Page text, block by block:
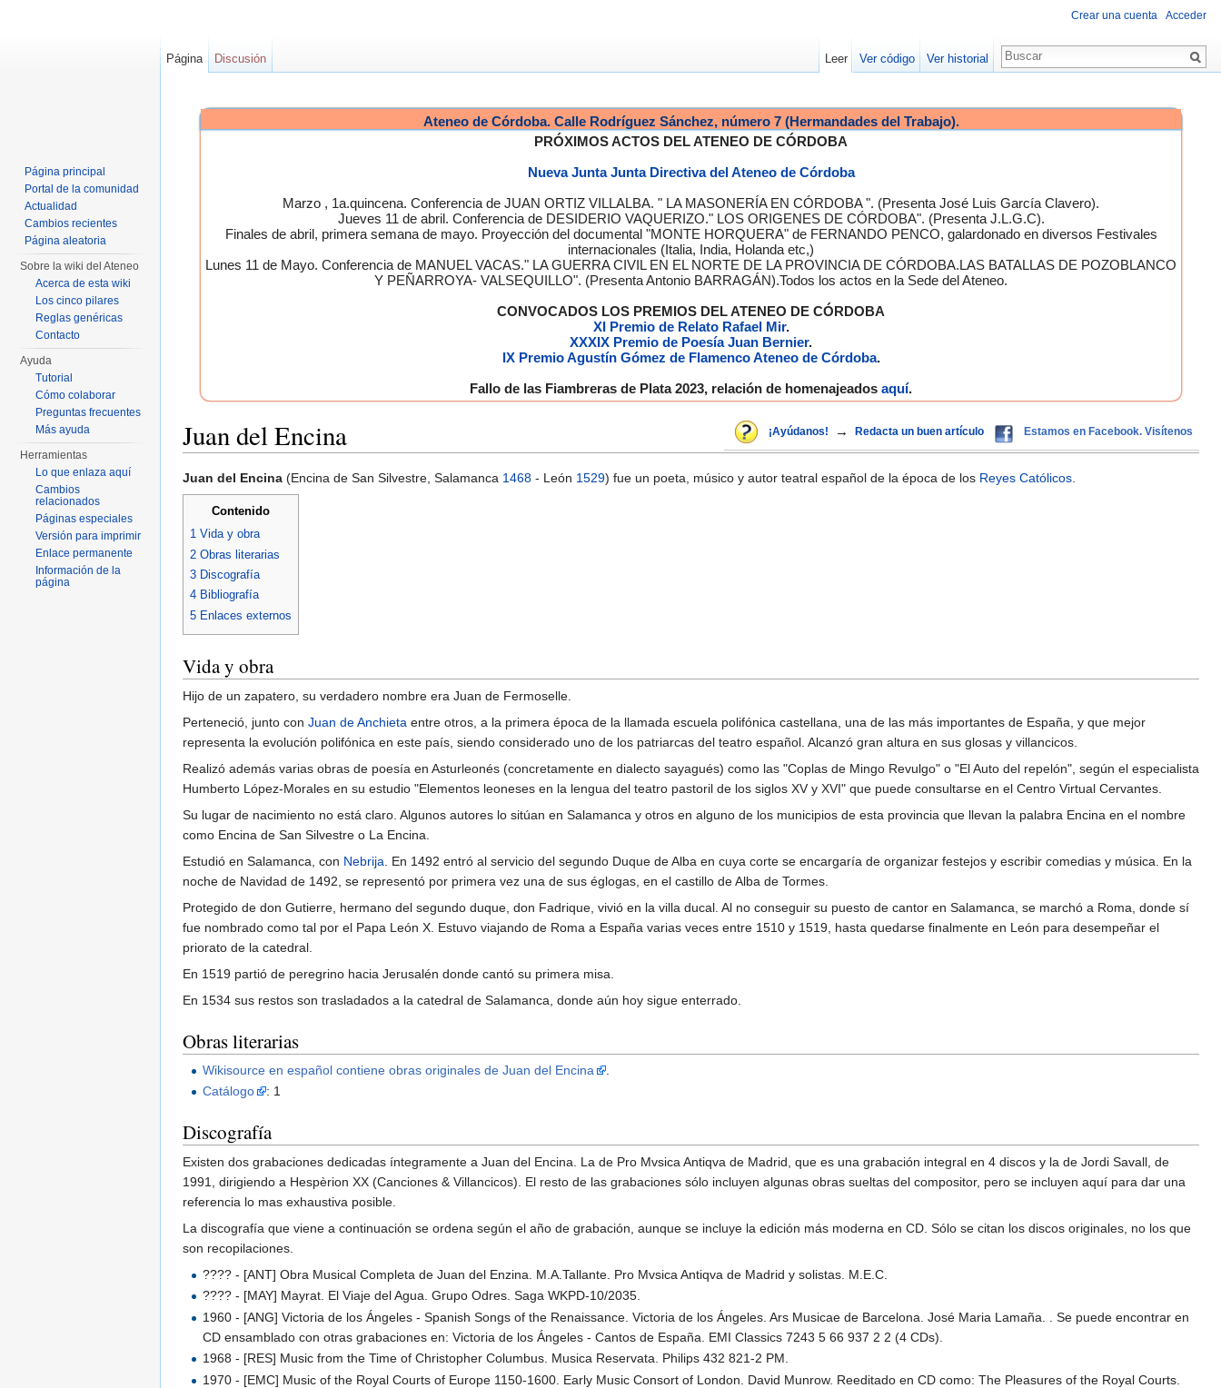
Ateneo de Córdoba. Calle Rodríguez Sánchez, número 7 (Hermandades del Trabajo).
PRÓXIMOS ACTOS DEL ATENEO DE CÓRDOBA
Nueva Junta Junta Directiva del Ateneo de Córdoba
Marzo , 1a.quincena. Conferencia de JUAN ORTIZ VILLALBA. " LA MASONERÍA EN CÓRDOBA ". (Presenta José Luis García Clavero).
Jueves 11 de abril. Conferencia de DESIDERIO VAQUERIZO." LOS ORIGENES DE CÓRDOBA". (Presenta J.L.G.C).
Finales de abril, primera semana de mayo. Proyección del documental "MONTE HORQUERA" de FERNANDO PENCO, galardonado en diversos Festivales
internacionales (Italia, India, Holanda etc,)
Lunes 11 de Mayo. Conferencia de MANUEL VACAS." LA GUERRA CIVIL EN EL NORTE DE LA PROVINCIA DE CÓRDOBA.LAS BATALLAS DE POZOBLANCO
Y PEÑARROYA- VALSEQUILLO". (Presenta Antonio BARRAGÁN).Todos los actos en la Sede del Ateneo.
CONVOCADOS LOS PREMIOS DEL ATENEO DE CÓRDOBA
XI Premio de Relato Rafael Mir.
XXXIX Premio de Poesía Juan Bernier.
IX Premio Agustín Gómez de Flamenco Ateneo de Córdoba.
Fallo de las Fiambreras de Plata 2023, relación de homenajeados aquí.
¡Ayúdanos! → Redacta un buen artículo Estamos en Facebook. Visítenos
Juan del Encina
Juan del Encina (Encina de San Silvestre, Salamanca 1468 - León 1529) fue un poeta, músico y autor teatral español de la época de los Reyes Católicos.
Contenido
1 Vida y obra
2 Obras literarias
3 Discografía
4 Bibliografía
5 Enlaces externos
Vida y obra
Hijo de un zapatero, su verdadero nombre era Juan de Fermoselle.
Perteneció, junto con Juan de Anchieta entre otros, a la primera época de la llamada escuela polifónica castellana, una de las más importantes de España, y que mejor
representa la evolución polifónica en este país, siendo considerado uno de los patriarcas del teatro español. Alcanzó gran altura en sus glosas y villancicos.
Realizó además varias obras de poesía en Asturleonés (concretamente en dialecto sayagués) como las "Coplas de Mingo Revulgo" o "El Auto del repelón", según el especialista
Humberto López-Morales en su estudio "Elementos leoneses en la lengua del teatro pastoril de los siglos XV y XVI" que puede consultarse en el Centro Virtual Cervantes.
Su lugar de nacimiento no está claro. Algunos autores lo sitúan en Salamanca y otros en alguno de los municipios de esta provincia que llevan la palabra Encina en el nombre
como Encina de San Silvestre o La Encina.
Estudió en Salamanca, con Nebrija. En 1492 entró al servicio del segundo Duque de Alba en cuya corte se encargaría de organizar festejos y escribir comedias y música. En la
noche de Navidad de 1492, se representó por primera vez una de sus églogas, en el castillo de Alba de Tormes.
Protegido de don Gutierre, hermano del segundo duque, don Fadrique, vivió en la villa ducal. Al no conseguir su puesto de cantor en Salamanca, se marchó a Roma, donde sí
fue nombrado como tal por el Papa León X. Estuvo viajando de Roma a España varias veces entre 1510 y 1519, hasta quedarse finalmente en León para desempeñar el
priorato de la catedral.
En 1519 partió de peregrino hacia Jerusalén donde cantó su primera misa.
En 1534 sus restos son trasladados a la catedral de Salamanca, donde aún hoy sigue enterrado.
Obras literarias
Wikisource en español contiene obras originales de Juan del Encina
Catálogo
: 1
Discografía
Existen dos grabaciones dedicadas íntegramente a Juan del Encina. La de Pro Mvsica Antiqva de Madrid, que es una grabación integral en 4 discos y la de Jordi Savall, de
1991, dirigiendo a Hespèrion XX (Canciones & Villancicos). El resto de las grabaciones sólo incluyen algunas obras sueltas del compositor, pero se incluyen aquí para dar una
referencia lo mas exhaustiva posible.
La discografía que viene a continuación se ordena según el año de grabación, aunque se incluye la edición más moderna en CD. Sólo se citan los discos originales, no los que
son recopilaciones.
???? - [ANT] Obra Musical Completa de Juan del Enzina. M.A.Tallante. Pro Mvsica Antiqva de Madrid y solistas. M.E.C.
???? - [MAY] Mayrat. El Viaje del Agua. Grupo Odres. Saga WKPD-10/2035.
1960 - [ANG] Victoria de los Ángeles - Spanish Songs of the Renaissance. Victoria de los Ángeles. Ars Musicae de Barcelona. José Maria Lamaña. . Se puede encontrar en
CD ensamblado con otras grabaciones en: Victoria de los Ángeles - Cantos de España. EMI Classics 7243 5 66 937 2 2 (4 CDs).
1968 - [RES] Music from the Time of Christopher Columbus. Musica Reservata. Philips 432 821-2 PM.
1970 - [EMC] Music of the Royal Courts of Europe 1150-1600. Early Music Consort of London. David Munrow. Reeditado en CD como: The Pleasures of the Royal Courts.
Crear una cuenta Acceder
Página Discusión Leer Ver código Ver historial
Página principal
Portal de la comunidad
Actualidad
Cambios recientes
Página aleatoria
Sobre la wiki del Ateneo
Acerca de esta wiki
Los cinco pilares
Reglas genéricas
Contacto
Ayuda
Tutorial
Cómo colaborar
Preguntas frecuentes
Más ayuda
Herramientas
Lo que enlaza aquí
Cambios
relacionados
Páginas especiales
Versión para imprimir
Enlace permanente
Información de la
página